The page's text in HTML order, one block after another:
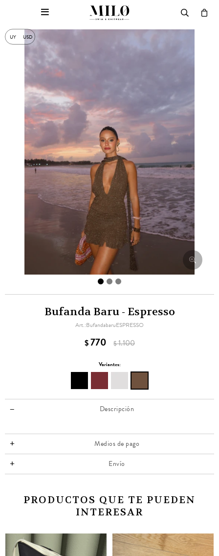
UY USD

Bufanda Baru - Espresso
BufandabaruESPRESSO
$770 $1.100
Variantes:
Descripción
Medios de pago
Envío
PRODUCTOS QUE TE PUEDEN
INTERESAR